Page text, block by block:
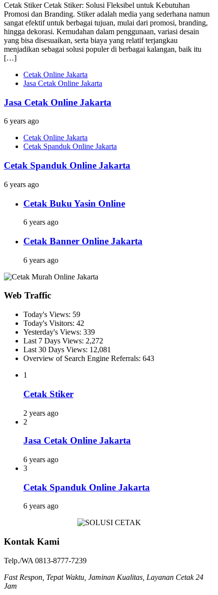
Cetak Stiker Cetak Stiker: Solusi Fleksibel untuk Kebutuhan
Promosi dan Branding. Stiker adalah media yang sederhana namun
sangat efektif untuk berbagai tujuan, mulai dari promosi, branding,
hingga dekorasi. Kemudahan dalam penggunaan, variasi desain
yang bisa disesuaikan, serta biaya yang relatif terjangkau
menjadikan sebagai solusi populer di berbagai kalangan, baik itu
[…]
Cetak Online Jakarta
Jasa Cetak Online Jakarta
Jasa Cetak Online Jakarta
6 years ago
Cetak Online Jakarta
Cetak Spanduk Online Jakarta
Cetak Spanduk Online Jakarta
6 years ago
Cetak Buku Yasin Online
6 years ago
Cetak Banner Online Jakarta
6 years ago
Web Traffic
Today's Views: 59
Today's Visitors: 42
Yesterday's Views: 339
Last 7 Days Views: 2,272
Last 30 Days Views: 12,081
Overview of Search Engine Referrals: 643
1
Cetak Stiker
2 years ago
2
Jasa Cetak Online Jakarta
6 years ago
3
Cetak Spanduk Online Jakarta
6 years ago
Kontak Kami
Telp./WA 0813-8777-7239
Fast Respon, Tepat Waktu, Jaminan Kualitas, Layanan Cetak 24
Jam